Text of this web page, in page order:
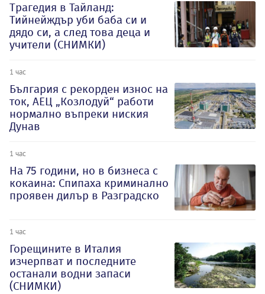
Трагедия в Тайланд:
Тийнейждър уби баба си и
дядо си, а след това деца и
учители (СНИМКИ)
1 час
България с рекорден износ на
ток, АЕЦ „Козлодуй“ работи
нормално въпреки ниския
Дунав
1 час
На 75 години, но в бизнеса с
кокаина: Спипаха криминално
проявен дилър в Разградско
1 час
Горещините в Италия
изчерпват и последните
останали водни запаси
(СНИМКИ)